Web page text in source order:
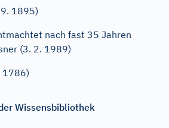
1895)
nach fast 35 Jahren
(3. 2. 1989)
1786)
Wissensbibliothek